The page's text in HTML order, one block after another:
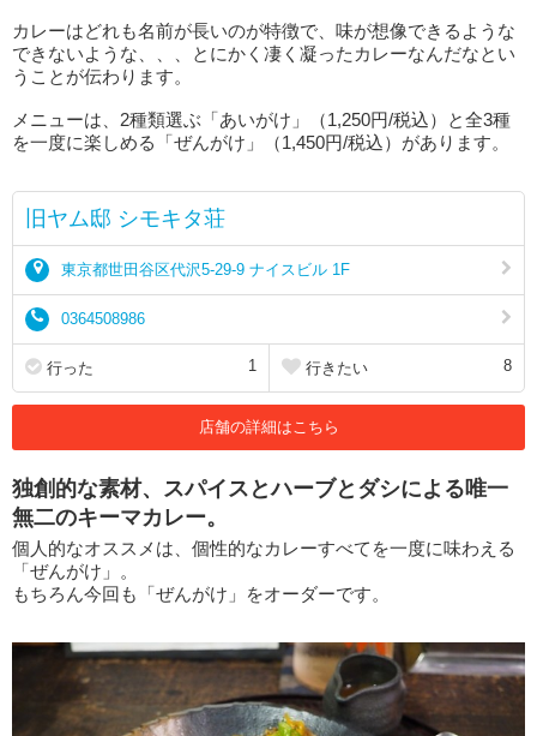
カレーはどれも名前が長いのが特徴で、味が想像できるような
できないような、、、とにかく凄く凝ったカレーなんだなとい
うことが伝わります。
メニューは、2種類選ぶ「あいがけ」（1,250円/税込）と全3種
を一度に楽しめる「ぜんがけ」（1,450円/税込）があります。
旧ヤム邸 シモキタ荘
東京都世田谷区代沢5-29-9 ナイスビル 1F
0364508986
行った 1 行きたい 8
店舗の詳細はこちら
独創的な素材、スパイスとハーブとダシによる唯一
無二のキーマカレー。
個人的なオススメは、個性的なカレーすべてを一度に味わえる
「ぜんがけ」。
もちろん今回も「ぜんがけ」をオーダーです。